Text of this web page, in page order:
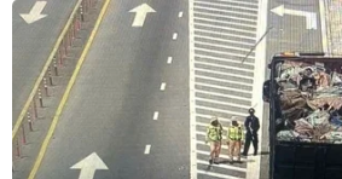
với giá 1,2 tỷ USD
05/08/2026 04:26
VNPT-VRG và cái “bắt tay” chiến